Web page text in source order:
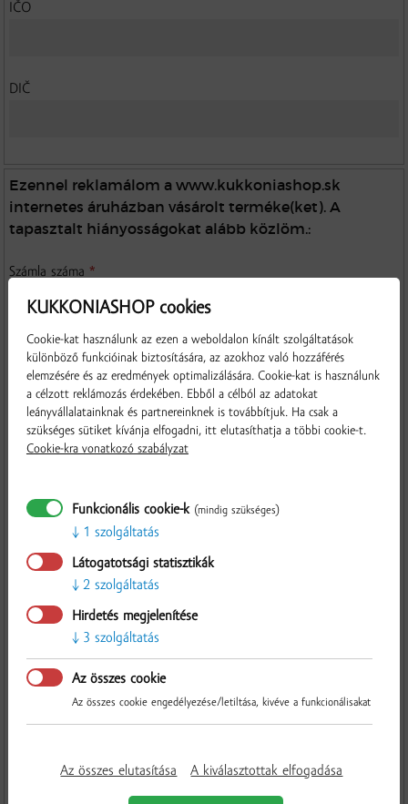
IČO
DIČ
Ezennel reklamálom a www.kukkoniashop.sk
internetes áruházban vásárolt terméke(ket). A
tapasztalt hiányosságokat alább közlöm.:
Számla száma *
Kézbesítés dátuma*
Hónap Nap
A kifogásolt áru (kérjük, adja meg a terméknek a számlán szereplő
megnevezését)*
A reklamáció tárgya, a termék hiányosságának leírása
Fotódokumentáció
a kifogásolt áru cseréjével
a vételár visszatérítésével
KUKKONIASHOP cookies
Cookie-kat használunk az ezen a weboldalon kínált szolgáltatások
különböző funkcióinak biztosítására, az azokhoz való hozzáférés
elemzésére és az eredmények optimalizálására. Cookie-kat is használunk
a célzott reklámozás érdekében. Ebből a célból az adatokat
leányvállalatainknak és partnereinknek is továbbítjuk. Ha csak a
szükséges sütiket kívánja elfogadni, itt elutasíthatja a többi cookie-t.
Cookie-kra vonatkozó szabályzat
Funkcionális cookie-k (mindig szükséges)
1 szolgáltatás
Látogatotsági statisztikák
2 szolgáltatás
Hirdetés megjelenítése
3 szolgáltatás
Az összes cookie
Az összes cookie engedélyezése/letiltása, kivéve a funkcionálisakat
Az összes elutasítása A kiválasztottak elfogadása